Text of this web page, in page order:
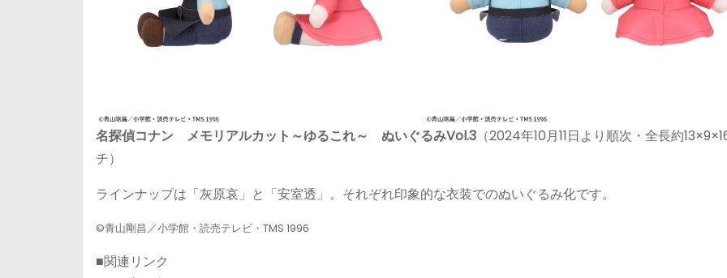
名探偵コナン メモリアルカット～ゆるこれ～ ぬいぐるみVol.3 （2024年10月11日より順次・全長約
チ）
ラインナップは「灰原哀」と「安室透」。それぞれ印象的な衣装でのぬいぐるみ化です。
©青山剛昌／小学館・読売テレビ・TMS 1996
■関連リンク